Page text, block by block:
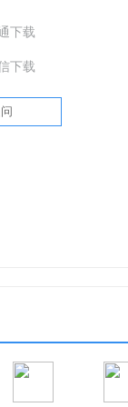
模板
程处理功能：视/音
读取
下载
下载